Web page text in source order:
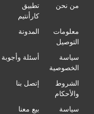
من نحن
تطبيق
كارأنتيم
معلومات
التوصيل
المدونة
سياسة
الخصوصية
أسئلة وأجوبة
الشروط
والأحكام
إتصل بنا
سياسة بيع معنا